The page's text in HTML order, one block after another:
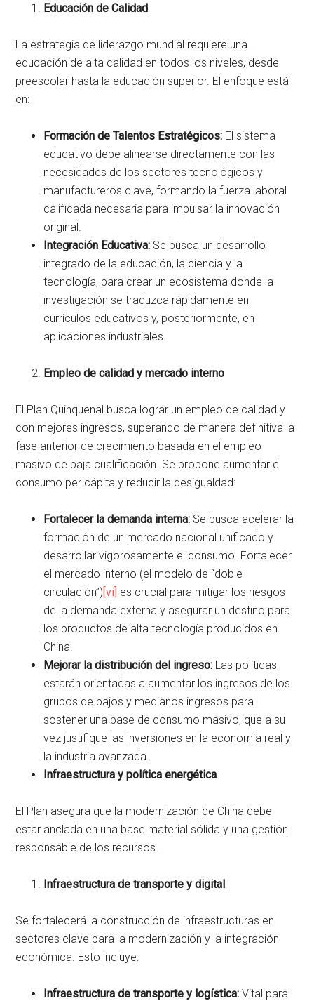
Educación de Calidad
La estrategia de liderazgo mundial requiere una
educación de alta calidad en todos los niveles, desde
preescolar hasta la educación superior. El enfoque está
en:
Formación de Talentos Estratégicos: El sistema
educativo debe alinearse directamente con las
necesidades de los sectores tecnológicos y
manufactureros clave, formando la fuerza laboral
calificada necesaria para impulsar la innovación
original.
Integración Educativa: Se busca un desarrollo
integrado de la educación, la ciencia y la
tecnología, para crear un ecosistema donde la
investigación se traduzca rápidamente en
currículos educativos y, posteriormente, en
aplicaciones industriales.
Empleo de calidad y mercado interno
El Plan Quinquenal busca lograr un empleo de calidad y
con mejores ingresos, superando de manera definitiva la
fase anterior de crecimiento basada en el empleo
masivo de baja cualificación. Se propone aumentar el
consumo per cápita y reducir la desigualdad:
Fortalecer la demanda interna: Se busca acelerar la
formación de un mercado nacional unificado y
desarrollar vigorosamente el consumo. Fortalecer
el mercado interno (el modelo de “doble
circulación”)[vi] es crucial para mitigar los riesgos
de la demanda externa y asegurar un destino para
los productos de alta tecnología producidos en
China.
Mejorar la distribución del ingreso: Las políticas
estarán orientadas a aumentar los ingresos de los
grupos de bajos y medianos ingresos para
sostener una base de consumo masivo, que a su
vez justifique las inversiones en la economía real y
la industria avanzada.
Infraestructura y política energética
El Plan asegura que la modernización de China debe
estar anclada en una base material sólida y una gestión
responsable de los recursos.
Infraestructura de transporte y digital
Se fortalecerá la construcción de infraestructuras en
sectores clave para la modernización y la integración
económica. Esto incluye:
Infraestructura de transporte y logística: Vital para